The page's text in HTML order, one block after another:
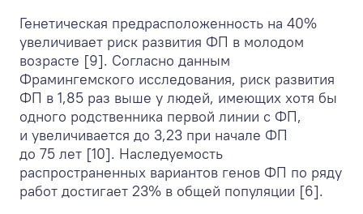
Генетическая предрасположенность на 40%
увеличивает риск развития ФП в молодом
возрасте [9]. Согласно данным
Фрамингемского исследования, риск развития
ФП в 1,85 раз выше у людей, имеющих хотя бы
одного родственника первой линии с ФП,
и увеличивается до 3,23 при начале ФП
до 75 лет [10]. Наследуемость
распространенных вариантов генов ФП по ряду
работ достигает 23% в общей популяции [6].